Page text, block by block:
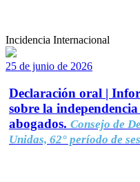
Incidencia Internacional
25 de junio de 2026
Declaración oral |
sobre la
abogados. Consejo de
Unidas, 62° período de